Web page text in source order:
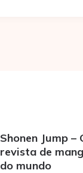
Shonen Jump –
revista de
do mundo